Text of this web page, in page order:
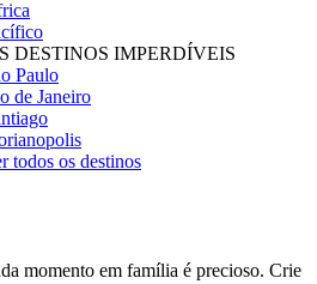
DESTINOS IMPERDÍVEIS
Paulo
de Janeiro
todos os destinos
momento em família é precioso. Crie